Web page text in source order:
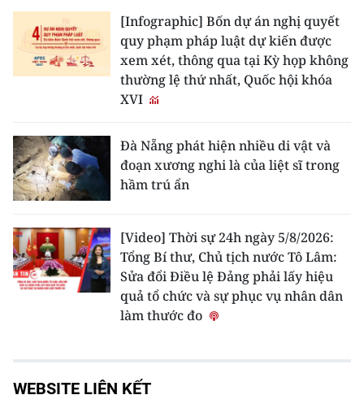
[Infographic] Bốn dự án nghị quyết
quy phạm pháp luật dự kiến được
xem xét, thông qua tại Kỳ họp không
thường lệ thứ nhất, Quốc hội khóa
XVI
Đà Nẵng phát hiện nhiều di vật và
đoạn xương nghi là của liệt sĩ trong
hầm trú ẩn
[Video] Thời sự 24h ngày 5/8/2026:
Tổng Bí thư, Chủ tịch nước Tô Lâm:
Sửa đổi Điều lệ Đảng phải lấy hiệu
quả tổ chức và sự phục vụ nhân dân
làm thước đo
WEBSITE LIÊN KẾT